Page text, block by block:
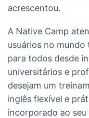
acrescentou.
A Native Camp
usuários no
para todos desde
universitários e
desejam um
inglês flexível e
incorporado ao seu